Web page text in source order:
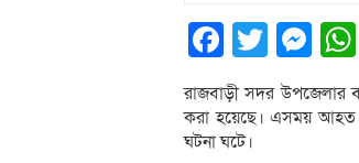
রাজবাড়ী সদর উপজেলার
করা হয়েছে। এসময় আহত
ঘটনা ঘ‌টে।